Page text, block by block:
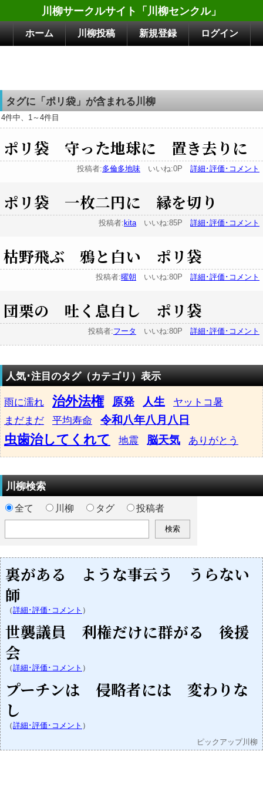
川柳サークルサイト「川柳センクル」
ホーム 川柳投稿 新規登録 ログイン
タグに「ポリ袋」が含まれる川柳
4件中、1～4件目
ポリ袋 守った地球に 置き去りに
投稿者:多倫多地味 いいね:0P 詳細･評価･コメント
ポリ袋 一枚二円に 縁を切り
投稿者: kitaいいね:85P 詳細･評価･コメント
枯野飛ぶ 鴉と白い ポリ袋
投稿者:曜朝 いいね:80P 詳細･評価･コメント
団栗の 吐く息白し ポリ袋
投稿者:フータ いいね:80P 詳細･評価･コメント
人気･注目のタグ（カテゴリ）表示
雨に濡れ 治外法権 原発 人生
ヤットコ暑
まだまだ
平均寿命 令和八年八月八日
虫歯治してくれて 地震 脳天気 ありがとう
川柳検索
全て 川柳 タグ 投稿者
裏がある ような事云う うらない
師
（詳細･評価･コメント ）
世襲議員 利権だけに群がる 後援
会
（詳細･評価･コメント ）
プーチンは 侵略者には 変わりな
し
（詳細･評価･コメント ）
ピックアップ川柳